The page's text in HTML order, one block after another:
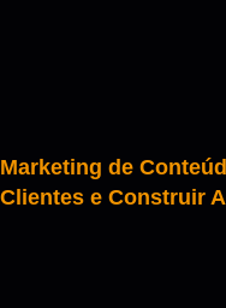
Marketing de
Clientes e Construir